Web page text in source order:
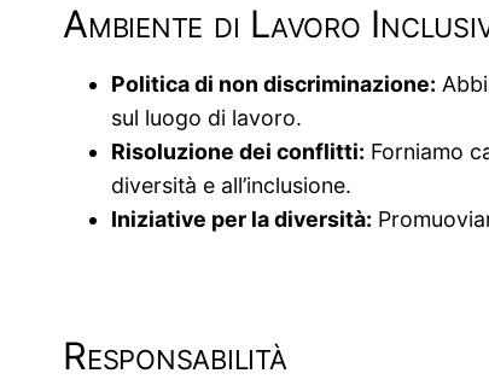
Ambiente di Lavoro
Politica di non discriminazione:
sul luogo di lavoro.
Risoluzione dei conflitti: Forniamo
diversità e all’inclusione.
Iniziative per la diversità:
Responsabilità